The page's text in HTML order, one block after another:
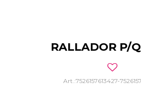
RALLADOR P/
7526157613427-